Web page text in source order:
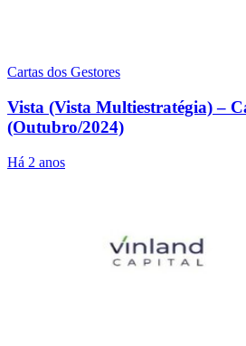
Cartas dos Gestores
Vista (Vista Multiestratégia) –
(Outubro/2024)
Há 2 anos